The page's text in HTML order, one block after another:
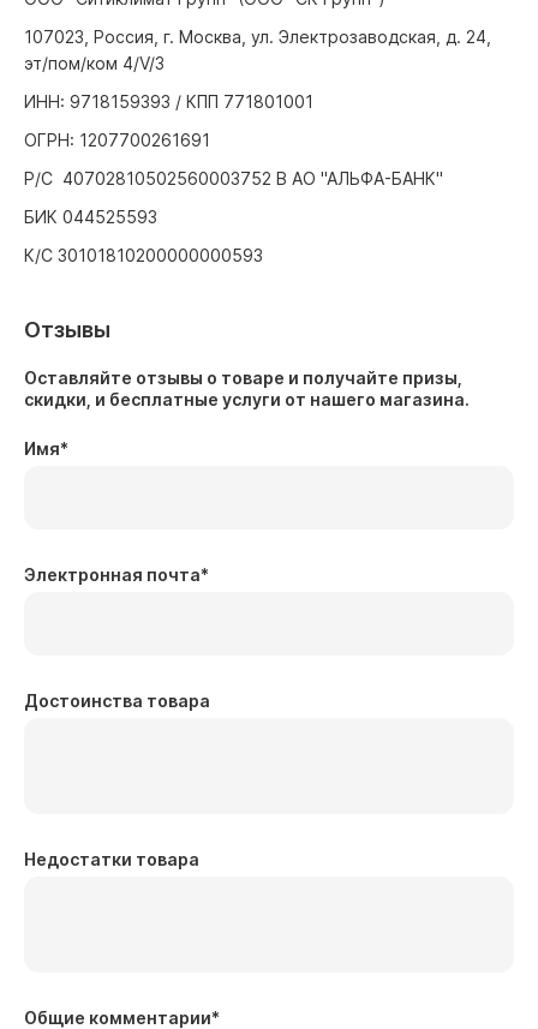
107023, Россия, г. Москва, ул. Электрозаводская, д. 24,
эт/пом/ком 4/V/3
ИНН: 9718159393 / КПП 771801001
ОГРН: 1207700261691
Р/С 40702810502560003752 В АО "АЛЬФА-БАНК"
БИК 044525593
К/С 30101810200000000593
Отзывы
Оставляйте отзывы о товаре и получайте призы,
скидки, и бесплатные услуги от нашего магазина.
Имя*
Электронная почта*
Достоинства товара
Недостатки товара
Общие комментарии*